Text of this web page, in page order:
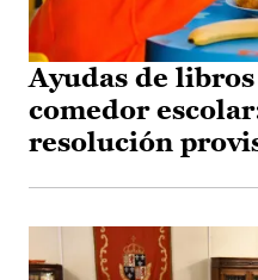
Ayudas de
comedor
resolución